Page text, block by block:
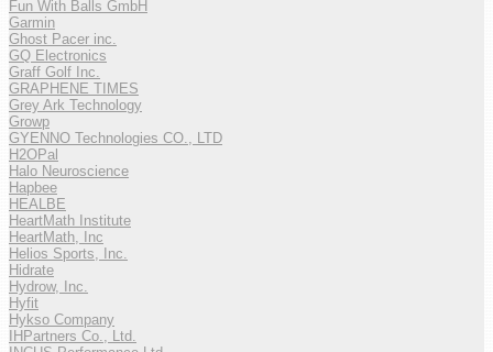
Fun With Balls GmbH
Garmin
Ghost Pacer inc.
GQ Electronics
Graff Golf Inc.
GRAPHENE TIMES
Grey Ark Technology
Growp
GYENNO Technologies CO., LTD
H2OPal
Halo Neuroscience
Hapbee
HEALBE
HeartMath Institute
HeartMath, Inc
Helios Sports, Inc.
Hidrate
Hydrow, Inc.
Hyfit
Hykso Company
IHPartners Co., Ltd.